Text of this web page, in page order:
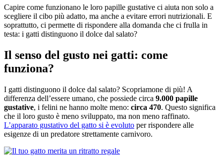
Capire come funzionano le loro papille gustative ci aiuta non solo a
scegliere il cibo più adatto, ma anche a evitare errori nutrizionali. E
soprattutto, ci permette di rispondere alla domanda che ci frulla in
testa: i gatti distinguono il dolce dal salato?
Il senso del gusto nei gatti: come
funziona?
I gatti distinguono il dolce dal salato? Scopriamone di più! A
differenza dell’essere umano, che possiede circa 9.000 papille
gustative, i felini ne hanno molte meno: circa 470. Questo significa
che il loro gusto è meno sviluppato, ma non meno raffinato.
L’apparato gustativo del gatto si è evoluto per rispondere alle
esigenze di un predatore strettamente carnivoro.